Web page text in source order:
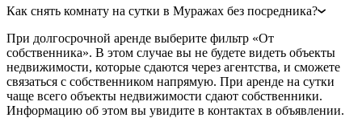
Как снять комнату на сутки в Муражах без посредника?
При долгосрочной аренде выберите фильтр «От
собственника». В этом случае вы не будете видеть объекты
недвижимости, которые сдаются через агентства, и сможете
связаться с собственником напрямую. При аренде на сутки
чаще всего объекты недвижимости сдают собственники.
Информацию об этом вы увидите в контактах в объявлении.